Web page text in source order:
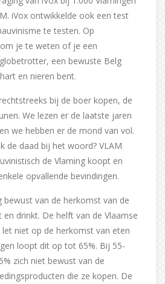
iVox ontwikkelde ook een test
te testen. Op
je te weten of je een
een bewuste Belg
en nieren bent.
bij de boer kopen, de
We lezen er de laatste jaren
we hebben er de mond van vol.
de daad bij het woord? VLAM
de Vlaming koopt en
opvallende bevindingen.
bewust van de herkomst van de
drinkt. De helft van de Vlaamse
niet op de herkomst van eten
loopt dit op tot 65%. Bij 55-
zich niet bewust van de
die ze kopen. De